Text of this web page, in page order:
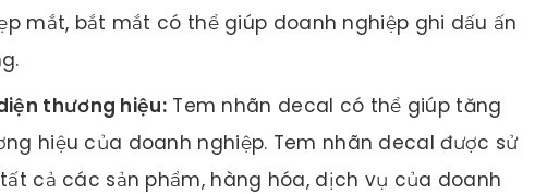
mắt, bắt mắt có thể giúp doanh nghiệp ghi dấu ấn
thương hiệu:Tem nhãn decal có thể giúp tăng
hiệu của doanh nghiệp. Tem nhãn decal được sử
cả các sản phẩm, hàng hóa, dịch vụ của doanh